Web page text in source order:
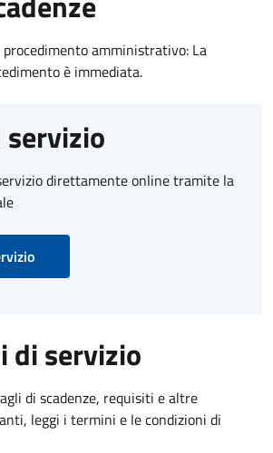
amministrativo: La
è immediata.
servizio
direttamente online tramite la
di servizio
di scadenze, requisiti e altre
leggi i termini e le condizioni di